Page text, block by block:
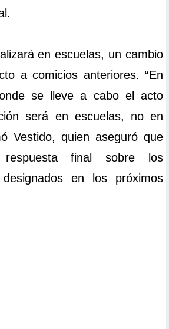
en escuelas, un cambio
a comicios anteriores. “En
se lleve a cabo el acto
será en escuelas, no en
Vestido, quien aseguró que
final sobre los
designados en los próximos